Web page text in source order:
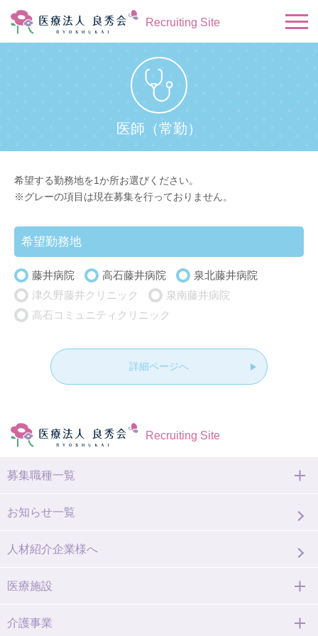
Recruiting Site
医師（常勤）
希望する勤務地を1か所お選びください。
※グレーの項目は現在募集を行っておりません。
希望勤務地
藤井病院 高石藤井病院
泉北藤井病院
津久野藤井クリニック
泉南藤井病院
高石コミュニティクリニック
詳細ページへ
Recruiting Site
募集職種一覧
お知らせ一覧
人材紹介企業様へ
医療施設
介護事業